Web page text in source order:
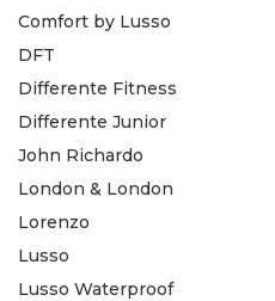
Comfort by Lusso
DFT
Differente Fitness
Differente Junior
John Richardo
London & London
Lorenzo
Lusso
Lusso Waterproof